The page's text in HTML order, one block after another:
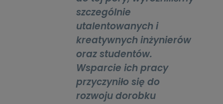
szczególnie
utalentowanych i
kreatywnych inżynierów
oraz studentów.
Wsparcie ich pracy
przyczyniło się do
rozwoju dorobku